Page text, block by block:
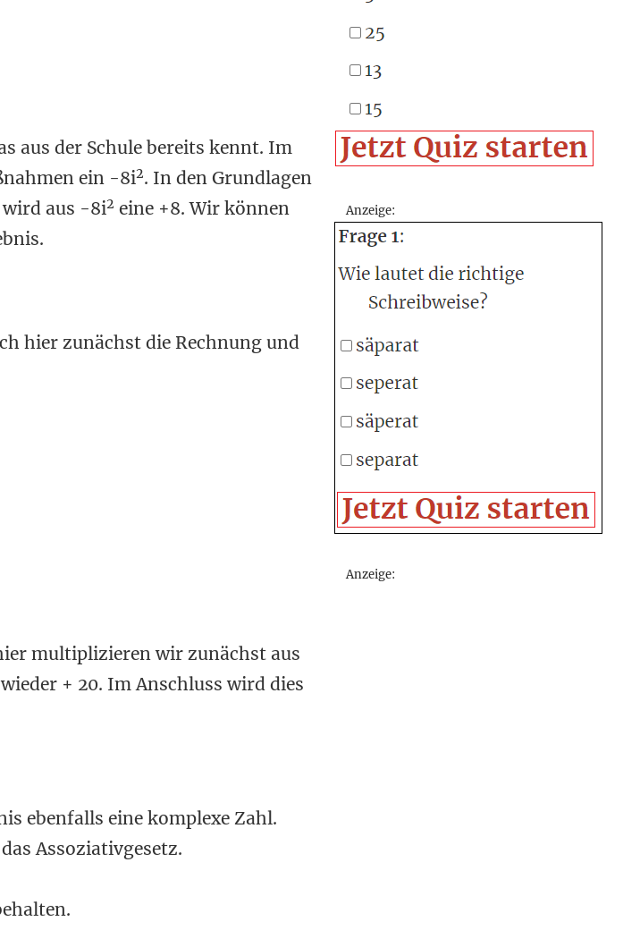
aus der Schule bereits kennt. Im
ein -8i2. In den Grundlagen
aus -8i2 eine +8. Wir können
hier zunächst die Rechnung und
multiplizieren wir zunächst aus
wieder + 20. Im Anschluss wird dies
ebenfalls eine komplexe Zahl.
Assoziativgesetz.
Anzeige:
Anzeige: